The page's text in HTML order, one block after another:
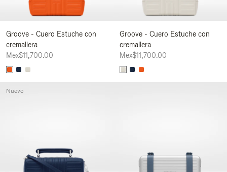
Groove - Cuero Estuche con
cremallera
Mex$11,700.00
Groove - Cuero Estuche con
cremallera
Mex$11,700.00
Nuevo